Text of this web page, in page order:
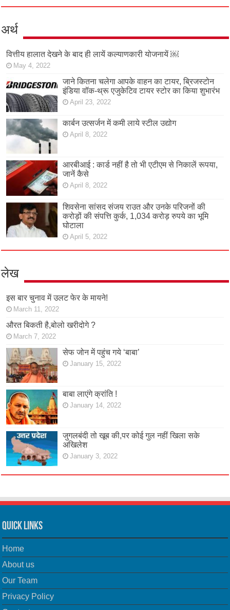
अर्थ
वित्तीय हालात देखने के बाद ही लायें कल्याणकारी योजनायें ￼
May 4, 2022
जाने कितना चलेगा आपके वाहन का टायर, ब्रिजस्टोन
इंडिया वॉक-थ्रू एजुकेटिव टायर स्टोर का किया शुभारंभ
April 23, 2022
कार्बन उत्सर्जन में कमी लाये स्टील उद्योग
April 8, 2022
आरबीआई : कार्ड नहीं है तो भी एटीएम से निकालें रूपया,
जानें कैसे
April 8, 2022
शिवसेना सांसद संजय राउत और उनके परिजनों की
करोड़ों की संपत्ति कुर्क, 1,034 करोड़ रुपये का भूमि
घोटाला
April 5, 2022
लेख
इस बार चुनाव में उलट फेर के मायने!
March 11, 2022
औरत बिकती है,बोलो खरीदोगे ?
March 7, 2022
सेफ जोन में पहुंच गये ‘बाबा’
January 15, 2022
बाबा लाएंगे क्रांति !
January 14, 2022
जुगलबंदी तो खूब की,पर कोई गुल नहीं खिला सके
अखिलेश
January 3, 2022
Quick Links
Home
About us
Our Team
Privacy Policy